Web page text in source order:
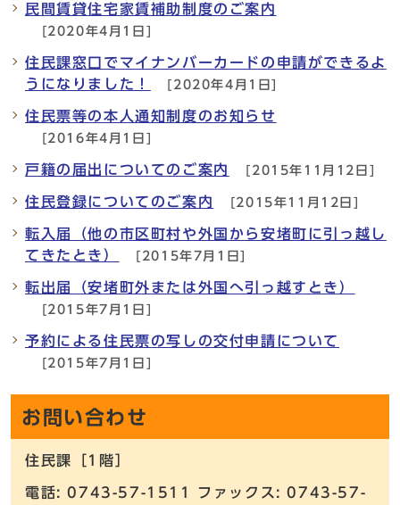
民間賃貸住宅家賃補助制度のご案内
[2020年4月1日]
住民課窓口でマイナンバーカードの申請ができるよ
うになりました！
[2020年4月1日]
住民票等の本人通知制度のお知らせ
[2016年4月1日]
戸籍の届出についてのご案内 [2015年11月12日]
住民登録についてのご案内 [2015年11月12日]
転入届（他の市区町村や外国から安堵町に引っ越し
てきたとき）
[2015年7月1日]
転出届（安堵町外または外国へ引っ越すとき）
[2015年7月1日]
予約による住民票の写しの交付申請について
[2015年7月1日]
お問い合わせ
住民課［1階］
電話: 0743-57-1511 ファックス: 0743-57-